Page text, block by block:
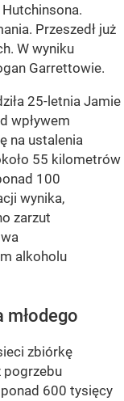
Przeszedł już
W wyniku
Garrettowie.
25-letnia Jamie
wpływem
na ustalenia
55 kilometrów
100
wynika,
zarzut
alkoholu
młodego
zbiórkę
pogrzebu
600 tysięcy